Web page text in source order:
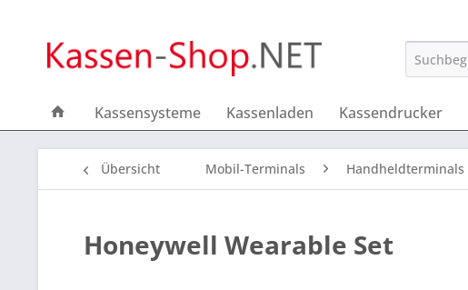
Kassensysteme Kassenladen Kassendrucker
Übersicht Mobil-Terminals Handheldterminals
Honeywell Wearable Set